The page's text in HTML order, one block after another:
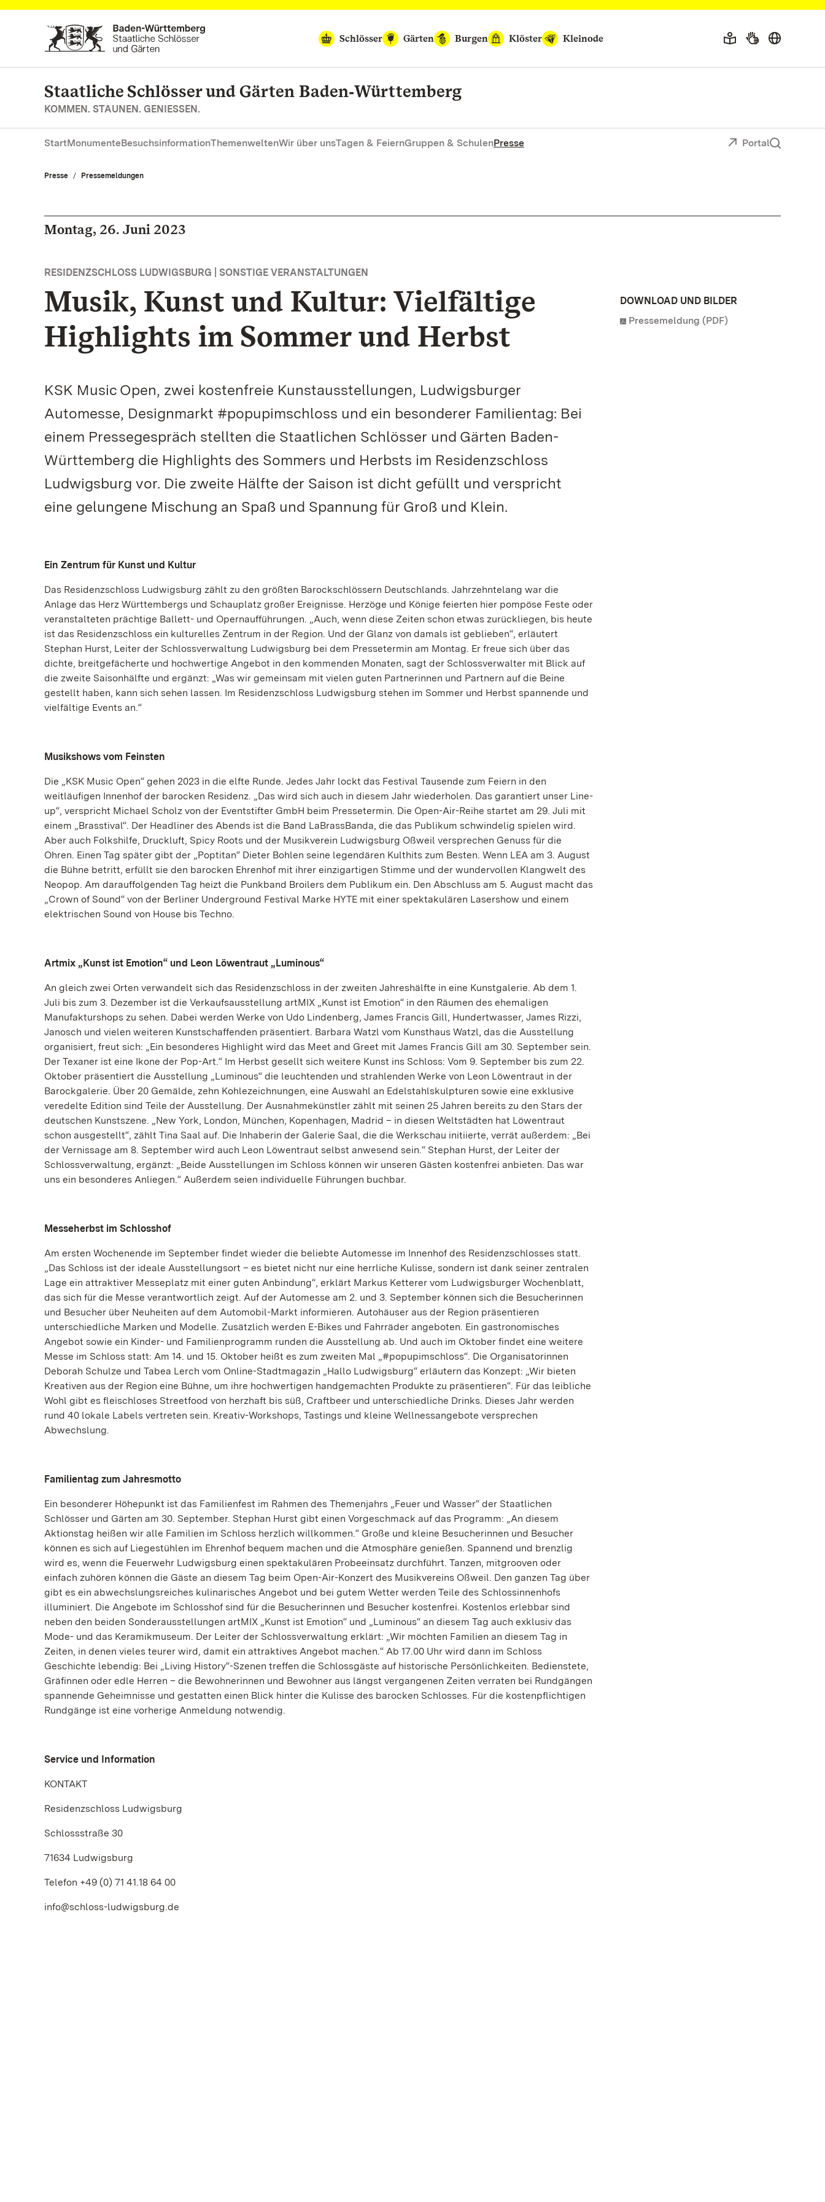
Zum Hauptinhalt springen
Schlösser
Gärten Burgen Klöster Kleinode
Staatliche Schlösser und Gärten Baden‑Württemberg
KOMMEN. STAUNEN. GENIESSEN.
StartMonumenteBesuchsinformationThemenweltenWir über unsTagen & FeiernGruppen & SchulenPresse Portal
Presse Pressemeldungen
Montag, 26. Juni 2023
RESIDENZSCHLOSS LUDWIGSBURG | SONSTIGE VERANSTALTUNGEN
Musik, Kunst und Kultur: Vielfältige
Highlights im Sommer und Herbst
KSK Music Open, zwei kostenfreie Kunstausstellungen, Ludwigsburger
Automesse, Designmarkt #popupimschloss und ein besonderer Familientag: Bei
einem Pressegespräch stellten die Staatlichen Schlösser und Gärten Baden-
Württemberg die Highlights des Sommers und Herbsts im Residenzschloss
Ludwigsburg vor. Die zweite Hälfte der Saison ist dicht gefüllt und verspricht
eine gelungene Mischung an Spaß und Spannung für Groß und Klein.
Ein Zentrum für Kunst und Kultur
Das Residenzschloss Ludwigsburg zählt zu den größten Barockschlössern Deutschlands. Jahrzehntelang war die
Anlage das Herz Württembergs und Schauplatz großer Ereignisse. Herzöge und Könige feierten hier pompöse Feste oder
veranstalteten prächtige Ballett- und Opernaufführungen. „Auch, wenn diese Zeiten schon etwas zurückliegen, bis heute
ist das Residenzschloss ein kulturelles Zentrum in der Region. Und der Glanz von damals ist geblieben“, erläutert
Stephan Hurst, Leiter der Schlossverwaltung Ludwigsburg bei dem Pressetermin am Montag. Er freue sich über das
dichte, breitgefächerte und hochwertige Angebot in den kommenden Monaten, sagt der Schlossverwalter mit Blick auf
die zweite Saisonhälfte und ergänzt: „Was wir gemeinsam mit vielen guten Partnerinnen und Partnern auf die Beine
gestellt haben, kann sich sehen lassen. Im Residenzschloss Ludwigsburg stehen im Sommer und Herbst spannende und
vielfältige Events an.“
Musikshows vom Feinsten
Die „KSK Music Open“ gehen 2023 in die elfte Runde. Jedes Jahr lockt das Festival Tausende zum Feiern in den
weitläufigen Innenhof der barocken Residenz. „Das wird sich auch in diesem Jahr wiederholen. Das garantiert unser Line-
up“, verspricht Michael Scholz von der Eventstifter GmbH beim Pressetermin. Die Open-Air-Reihe startet am 29. Juli mit
einem „Brasstival“. Der Headliner des Abends ist die Band LaBrassBanda, die das Publikum schwindelig spielen wird.
Aber auch Folkshilfe, Druckluft, Spicy Roots und der Musikverein Ludwigsburg Oßweil versprechen Genuss für die
Ohren. Einen Tag später gibt der „Poptitan“ Dieter Bohlen seine legendären Kulthits zum Besten. Wenn LEA am 3. August
die Bühne betritt, erfüllt sie den barocken Ehrenhof mit ihrer einzigartigen Stimme und der wundervollen Klangwelt des
Neopop. Am darauffolgenden Tag heizt die Punkband Broilers dem Publikum ein. Den Abschluss am 5. August macht das
„Crown of Sound“ von der Berliner Underground Festival Marke HYTE mit einer spektakulären Lasershow und einem
elektrischen Sound von House bis Techno.
Artmix „Kunst ist Emotion“ und Leon Löwentraut „Luminous“
An gleich zwei Orten verwandelt sich das Residenzschloss in der zweiten Jahreshälfte in eine Kunstgalerie. Ab dem 1.
Juli bis zum 3. Dezember ist die Verkaufsausstellung artMIX „Kunst ist Emotion“ in den Räumen des ehemaligen
Manufakturshops zu sehen. Dabei werden Werke von Udo Lindenberg, James Francis Gill, Hundertwasser, James Rizzi,
Janosch und vielen weiteren Kunstschaffenden präsentiert. Barbara Watzl vom Kunsthaus Watzl, das die Ausstellung
organisiert, freut sich: „Ein besonderes Highlight wird das Meet and Greet mit James Francis Gill am 30. September sein.
Der Texaner ist eine Ikone der Pop-Art.“ Im Herbst gesellt sich weitere Kunst ins Schloss: Vom 9. September bis zum 22.
Oktober präsentiert die Ausstellung „Luminous“ die leuchtenden und strahlenden Werke von Leon Löwentraut in der
Barockgalerie. Über 20 Gemälde, zehn Kohlezeichnungen, eine Auswahl an Edelstahlskulpturen sowie eine exklusive
veredelte Edition sind Teile der Ausstellung. Der Ausnahmekünstler zählt mit seinen 25 Jahren bereits zu den Stars der
deutschen Kunstszene. „New York, London, München, Kopenhagen, Madrid – in diesen Weltstädten hat Löwentraut
schon ausgestellt“, zählt Tina Saal auf. Die Inhaberin der Galerie Saal, die die Werkschau initiierte, verrät außerdem: „Bei
der Vernissage am 8. September wird auch Leon Löwentraut selbst anwesend sein.“ Stephan Hurst, der Leiter der
Schlossverwaltung, ergänzt: „Beide Ausstellungen im Schloss können wir unseren Gästen kostenfrei anbieten. Das war
uns ein besonderes Anliegen.“ Außerdem seien individuelle Führungen buchbar.
Messeherbst im Schlosshof
Am ersten Wochenende im September findet wieder die beliebte Automesse im Innenhof des Residenzschlosses statt.
„Das Schloss ist der ideale Ausstellungsort – es bietet nicht nur eine herrliche Kulisse, sondern ist dank seiner zentralen
Lage ein attraktiver Messeplatz mit einer guten Anbindung“, erklärt Markus Ketterer vom Ludwigsburger Wochenblatt,
das sich für die Messe verantwortlich zeigt. Auf der Automesse am 2. und 3. September können sich die Besucherinnen
und Besucher über Neuheiten auf dem Automobil-Markt informieren. Autohäuser aus der Region präsentieren
unterschiedliche Marken und Modelle. Zusätzlich werden E-Bikes und Fahrräder angeboten. Ein gastronomisches
Angebot sowie ein Kinder- und Familienprogramm runden die Ausstellung ab. Und auch im Oktober findet eine weitere
Messe im Schloss statt: Am 14. und 15. Oktober heißt es zum zweiten Mal „#popupimschloss“. Die Organisatorinnen
Deborah Schulze und Tabea Lerch vom Online-Stadtmagazin „Hallo Ludwigsburg“ erläutern das Konzept: „Wir bieten
Kreativen aus der Region eine Bühne, um ihre hochwertigen handgemachten Produkte zu präsentieren“. Für das leibliche
Wohl gibt es fleischloses Streetfood von herzhaft bis süß, Craftbeer und unterschiedliche Drinks. Dieses Jahr werden
rund 40 lokale Labels vertreten sein. Kreativ-Workshops, Tastings und kleine Wellnessangebote versprechen
Abwechslung.
Familientag zum Jahresmotto
Ein besonderer Höhepunkt ist das Familienfest im Rahmen des Themenjahrs „Feuer und Wasser“ der Staatlichen
Schlösser und Gärten am 30. September. Stephan Hurst gibt einen Vorgeschmack auf das Programm: „An diesem
Aktionstag heißen wir alle Familien im Schloss herzlich willkommen.“ Große und kleine Besucherinnen und Besucher
können es sich auf Liegestühlen im Ehrenhof bequem machen und die Atmosphäre genießen. Spannend und brenzlig
wird es, wenn die Feuerwehr Ludwigsburg einen spektakulären Probeeinsatz durchführt. Tanzen, mitgrooven oder
einfach zuhören können die Gäste an diesem Tag beim Open-Air-Konzert des Musikvereins Oßweil. Den ganzen Tag über
gibt es ein abwechslungsreiches kulinarisches Angebot und bei gutem Wetter werden Teile des Schlossinnenhofs
illuminiert. Die Angebote im Schlosshof sind für die Besucherinnen und Besucher kostenfrei. Kostenlos erlebbar sind
neben den beiden Sonderausstellungen artMIX „Kunst ist Emotion“ und „Luminous“ an diesem Tag auch exklusiv das
Mode- und das Keramikmuseum. Der Leiter der Schlossverwaltung erklärt: „Wir möchten Familien an diesem Tag in
Zeiten, in denen vieles teurer wird, damit ein attraktives Angebot machen.“ Ab 17.00 Uhr wird dann im Schloss
Geschichte lebendig: Bei „Living History“-Szenen treffen die Schlossgäste auf historische Persönlichkeiten. Bedienstete,
Gräfinnen oder edle Herren – die Bewohnerinnen und Bewohner aus längst vergangenen Zeiten verraten bei Rundgängen
spannende Geheimnisse und gestatten einen Blick hinter die Kulisse des barocken Schlosses. Für die kostenpflichtigen
Rundgänge ist eine vorherige Anmeldung notwendig.
Service und Information
KONTAKT
Residenzschloss Ludwigsburg
Schlossstraße 30
71634 Ludwigsburg
Telefon +49 (0) 71 41.18 64 00
info@schloss-ludwigsburg.de
DOWNLOAD UND BILDER
Pressemeldung (PDF)